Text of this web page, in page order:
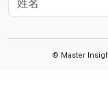
© Master